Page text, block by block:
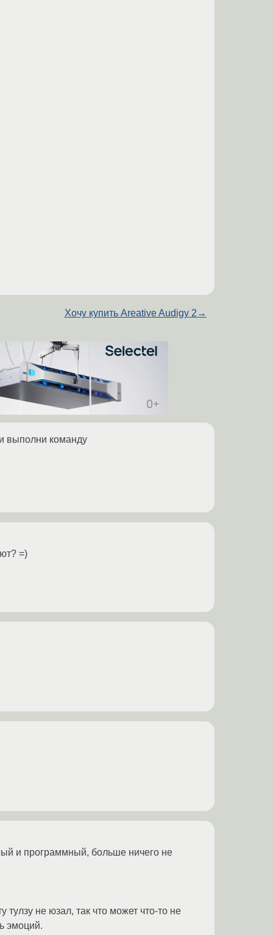
Хочу купить Areative Audigy 2 →
выполни команду
=)
и программный, больше ничего не
тулзу не юзал, так что может что-то не
эмоций.